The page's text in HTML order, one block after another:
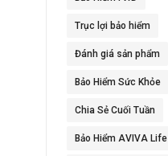
Trục lợi bảo hiểm
Đánh giá sản phẩm
Bảo Hiểm Sức Khỏe
Chia Sẻ Cuối Tuần
Bảo Hiểm AVIVA Life